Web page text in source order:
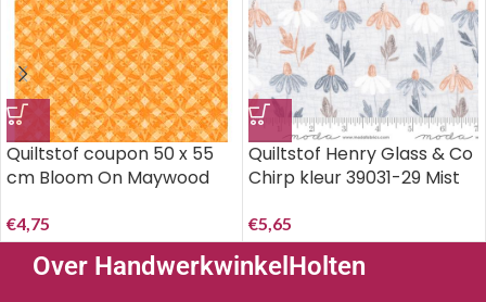
Quiltstof coupon 50 x 55
cm Bloom On Maywood
€4,75
Quiltstof Henry Glass & Co
Chirp kleur 39031-29 Mist
€5,65
Over HandwerkwinkelHolten